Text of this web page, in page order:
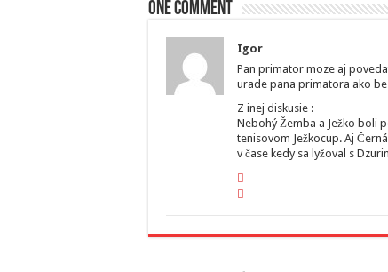
One comment
Igor
Pan primator moze aj
urade pana primatora ako
Z inej diskusie :
Nebohý Žemba a Ježko boli
tenisovom Ježkocup. Aj
v čase kedy sa lyžoval s